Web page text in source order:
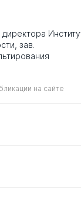
зав.
на сайте